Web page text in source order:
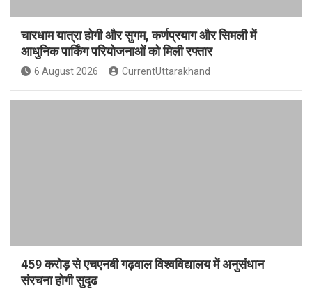
चारधाम यात्रा होगी और सुगम, कर्णप्रयाग और सिमली में
आधुनिक पार्किंग परियोजनाओं को मिली रफ्तार
6 August 2026 CurrentUttarakhand
459 करोड़ से एचएनबी गढ़वाल विश्वविद्यालय में अनुसंधान
संरचना होगी सुदृढ